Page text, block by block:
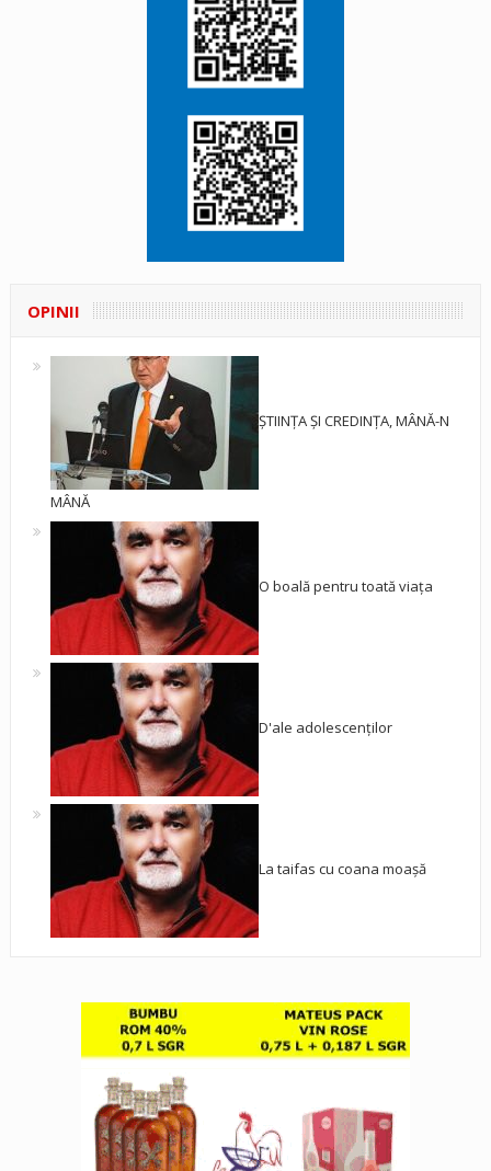
OPINII
ȘTIINȚA ȘI CREDINȚA, MÂNĂ-N
MÂNĂ
O boală pentru toată viața
D'ale adolescenților
La taifas cu coana moașă